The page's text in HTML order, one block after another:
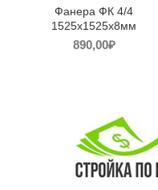
Фанера ФК 4/4
1525х1525х8мм
890,00₽